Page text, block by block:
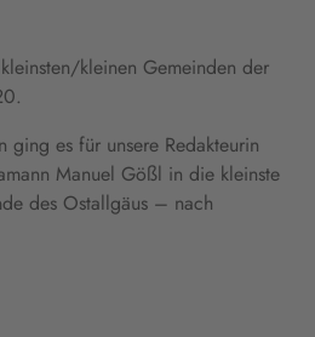
kleinen Gemeinden der
ging es für unsere Redakteurin
Manuel Gößl in die kleinste
des Ostallgäus – nach